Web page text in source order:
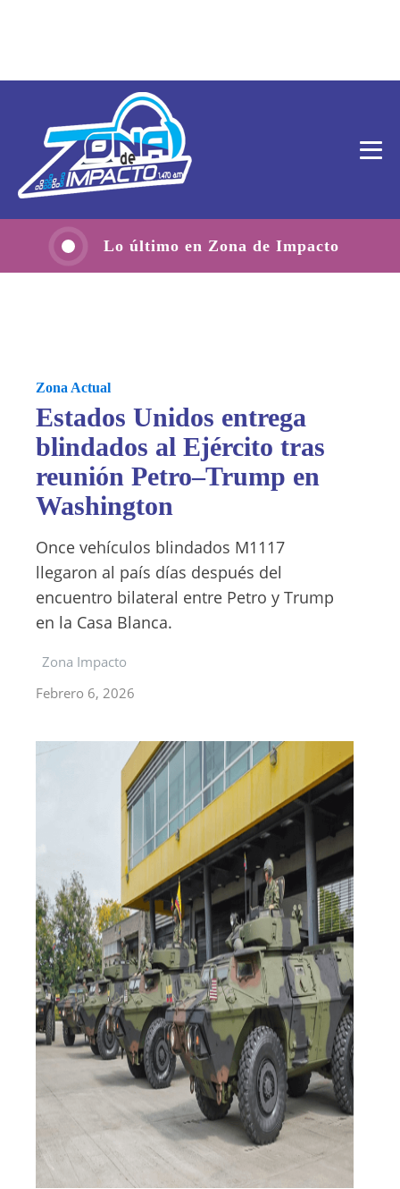
Lo último en Zona de Impacto
Zona Actual
Estados Unidos entrega
blindados al Ejército tras
reunión Petro–Trump en
Washington
Once vehículos blindados M1117
llegaron al país días después del
encuentro bilateral entre Petro y Trump
en la Casa Blanca.
Zona Impacto
Febrero 6, 2026